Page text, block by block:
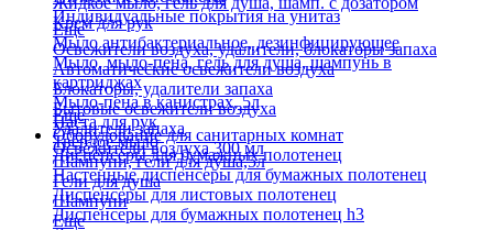
Индивидуальные покрытия на унитаз
Крем для рук
Мыло антибактериальное, дезинфицирующее
Мыло, мыло-пена, гель для душа, шампунь в
картриджах
Мыло-пена в канистрах, 5л
Паста для рук
Твердое мыло
Шампуни, гели для душа,5л
Гели для душа
Шампуни
Еще
Освежители воздуха, удалители, блокаторы запаха
Автоматические освежители воздуха
Блокаторы, удалители запаха
Бытовые освежители воздуха
Удалители запаха
Освежители воздуха 300 мл
Еще
Оборудование для санитарных комнат
Диспенсеры для бумажных полотенец
Настенные диспенсеры для бумажных полотенец
Диспенсеры для листовых полотенец
Диспенсеры для бумажных полотенец h3
Еще